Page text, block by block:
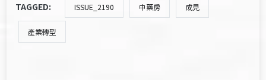
TAGGED: ISSUE_2190 中藥房 成見
產業轉型